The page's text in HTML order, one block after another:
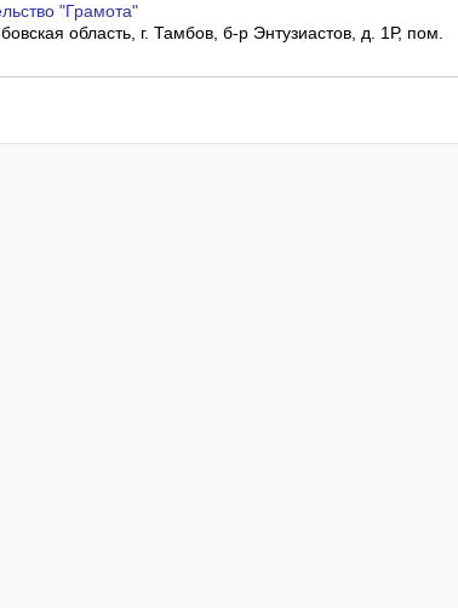
"Грамота"
область, г. Тамбов, б-р Энтузиастов, д. 1Р, пом.